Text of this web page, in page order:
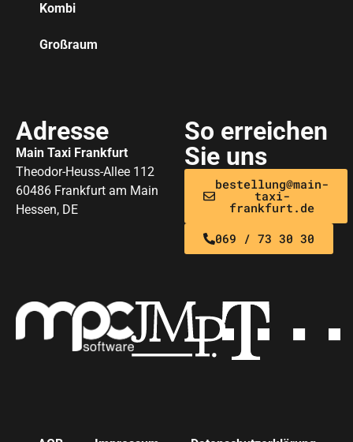
Kombi
Großraum
Adresse
Main Taxi Frankfurt
Theodor-Heuss-Allee 112
60486 Frankfurt am Main
Hessen, DE
So erreichen
Sie uns
bestellung@main-
taxi-
frankfurt.de
069 / 73 30 30